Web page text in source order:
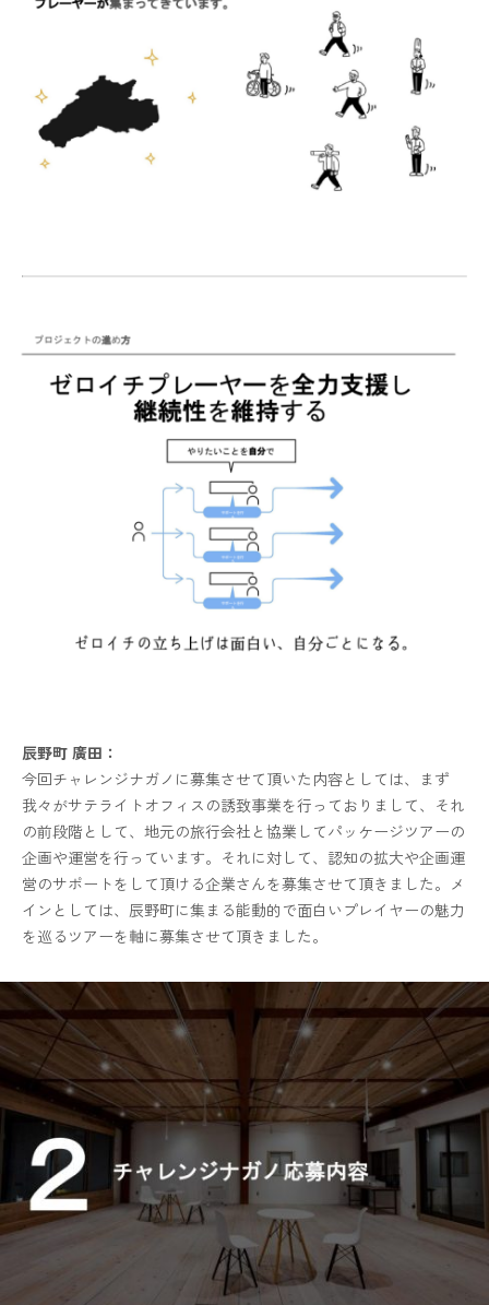
辰野町 廣田：
今回チャレンジナガノに募集させて頂いた内容としては、まず
我々がサテライトオフィスの誘致事業を行っておりまして、それ
の前段階として、地元の旅行会社と協業してパッケージツアーの
企画や運営を行っています。それに対して、認知の拡大や企画運
営のサポートをして頂ける企業さんを募集させて頂きました。メ
インとしては、辰野町に集まる能動的で面白いプレイヤーの魅力
を巡るツアーを軸に募集させて頂きました。